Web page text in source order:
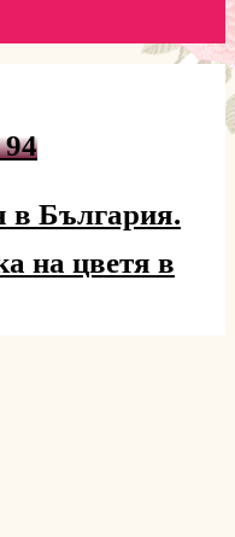
в България.
на цветя в